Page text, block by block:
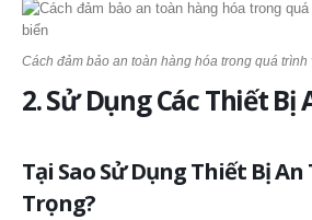
Cách đảm bảo an toàn hàng hóa trong quá
2. Sử Dụng Các Thiết Bị
Tại Sao Sử Dụng Thiết Bị
Trọng?